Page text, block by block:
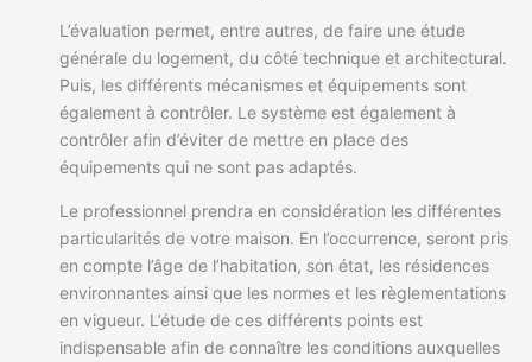
L’évaluation permet, entre autres, de faire une étude
générale du logement, du côté technique et architectural.
Puis, les différents mécanismes et équipements sont
également à contrôler. Le système est également à
contrôler afin d’éviter de mettre en place des
équipements qui ne sont pas adaptés.
Le professionnel prendra en considération les différentes
particularités de votre maison. En l’occurrence, seront pris
en compte l’âge de l’habitation, son état, les résidences
environnantes ainsi que les normes et les règlementations
en vigueur. L’étude de ces différents points est
indispensable afin de connaître les conditions auxquelles